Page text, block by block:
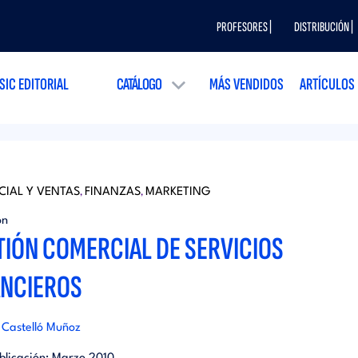
PROFESORES | DISTRIBUCIÓN |
EDITORIAL CATÁLOGO MÁS VENDIDOS ARTÍCULOS
Y VENTAS, FINANZAS, MARKETING
COMERCIAL DE SERVICIOS
Muñoz